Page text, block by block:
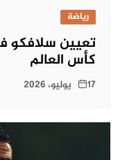
رياضة
تعيين سلافكو
كأس العالم
17 يوليو، 2026